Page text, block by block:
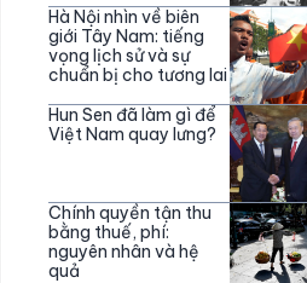
Hà Nội nhìn về biên
giới Tây Nam: tiếng
vọng lịch sử và sự
chuẩn bị cho tương lai
Hun Sen đã làm gì để
Việt Nam quay lưng?
Chính quyền tận thu
bằng thuế, phí:
nguyên nhân và hệ
quả